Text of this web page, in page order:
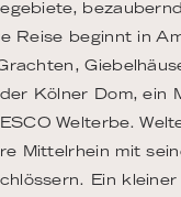
Reise beginnt in
Kölner Dom, ein
Welterbe.
Mittelrhein mit
Ein